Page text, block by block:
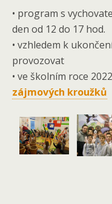
• program s
den od 12 do 17 hod.
• vzhledem k
provozovat
• ve školním roce
zájmových kroužků